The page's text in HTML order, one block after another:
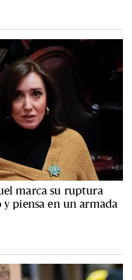
marca su ruptura
piensa en un armada